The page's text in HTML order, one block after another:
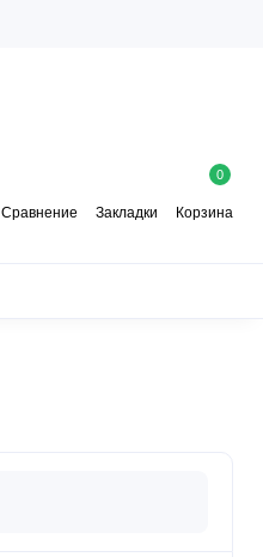
Сравнение Закладки
0
Корзина